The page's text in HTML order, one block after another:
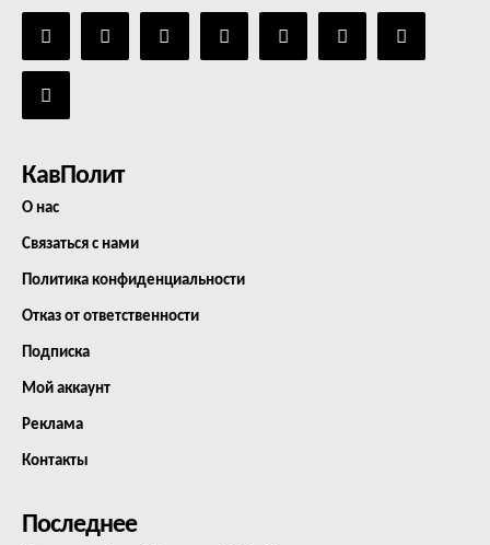
КавПолит
О нас
Связаться с нами
Политика конфиденциальности
Отказ от ответственности
Подписка
Мой аккаунт
Реклама
Контакты
Последнее